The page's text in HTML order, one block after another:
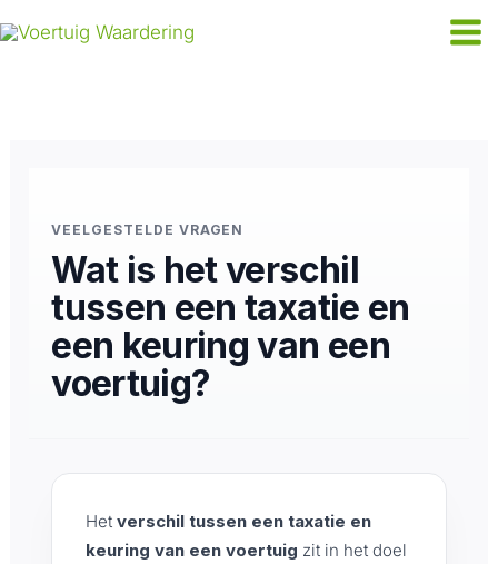
naar
VEELGESTELDE VRAGEN
Wat is het verschil
tussen een taxatie en
een keuring van een
voertuig?
Hetverschil tussen een taxatie en
keuring van een voertuig zit in het doel